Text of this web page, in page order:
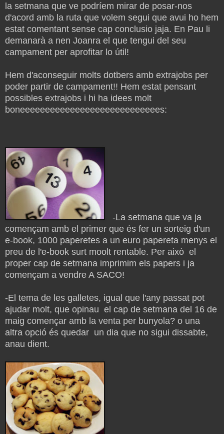
la setmana que ve podríem mirar de posar-nos
d'acord amb la ruta que volem segui que avui ho hem
estat comentant sense cap conclusio jaja. En Pau li
demanarà a nen Joanra el que tengui del seu
campament per aprofitar lo útil!
Hem d'aconseguir molts dotbers amb extrajobs per
poder partir de campament!! Hem estat pensant
possibles extrajobs i hi ha idees molt
boneeeeeeeeeeeeeeeeeeeeeeeeeeees:
-La setmana que va ja
començam amb el primer que és fer un sorteig d'un
e-book, 1000 paperetes a un euro papereta menys el
preu de l'e-book surt moolt rentable. Per això el
proper cap de setmana imprimim els papers i ja
començam a vendre A SACO!
-El tema de les galletes, igual que l'any passat pot
ajudar molt, que opinau el cap de setmana del 16 de
maig començar amb la venta per bunyola? o una
altra opció és quedar un dia que no sigui dissabte,
anau dient.